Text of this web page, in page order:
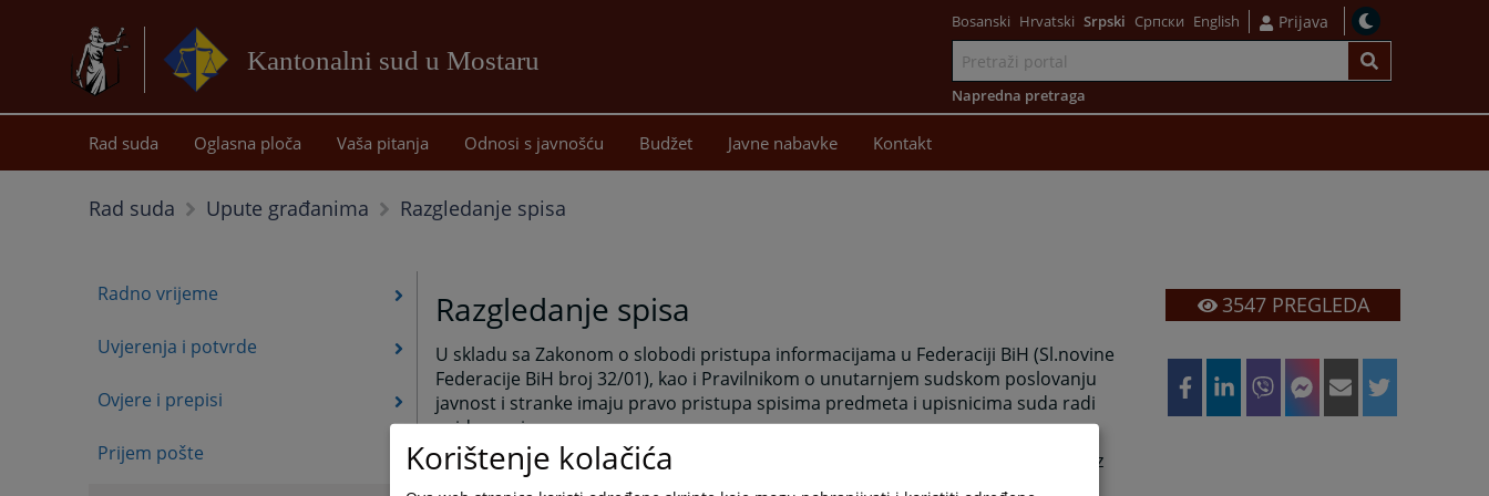
Kantonalni sud u Mostaru
sadržaj
Bosanski Hrvatski Srpski Српски English Prijava
Napredna pretraga
Rad suda Oglasna ploča Vaša pitanja Odnosi s javnošću Budžet Javne nabavke Kontakt
Rad suda Upute građanima Razgledanje spisa
Radno vrijeme
Uvjerenja i potvrde
Ovjere i prepisi
Prijem pošte
Razgledanje spisa
U skladu sa Zakonom o slobodi pristupa informacijama u Federaciji BiH (Sl.novine
Federacije BiH broj 32/01), kao i Pravilnikom o unutarnjem sudskom poslovanju
javnost i stranke imaju pravo pristupa spisima predmeta i upisnicima suda radi
uvida u spise.
Razgledanje i kopiranje spisa predmeta i pojedinih akata suda i dokumentacije iz
spisa predmeta vrši se na za to posebno određenom mjestu i pod nadzorom
3547PREGLEDA
Korištenje kolačića